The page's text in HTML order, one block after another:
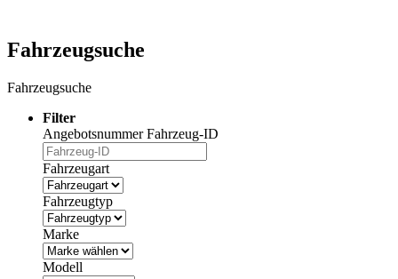
Fahrzeugsuche
Fahrzeugsuche
Filter
Angebotsnummer Fahrzeug-ID
Fahrzeugart
Fahrzeugtyp
Marke
Modell